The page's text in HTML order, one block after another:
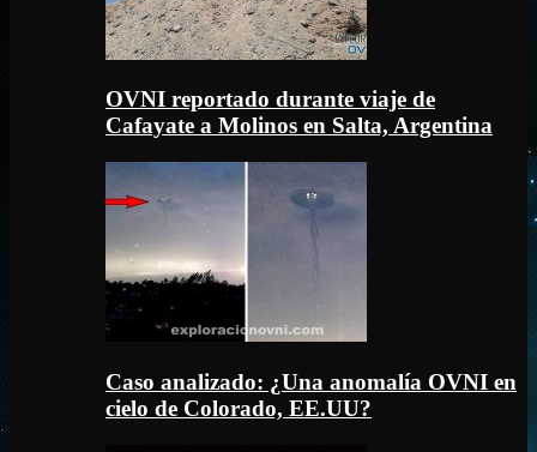
OVNI reportado durante viaje de
Cafayate a Molinos en Salta, Argentina
Caso analizado: ¿Una anomalía OVNI en
cielo de Colorado, EE.UU?